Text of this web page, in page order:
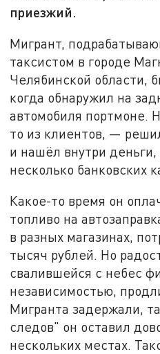
приезжий.
Мигрант,
таксистом в городе
Челябинской области,
когда обнаружил на
автомобиля портмоне.
то из клиентов, —
и нашёл внутри
несколько банковских
Какое-то время он
топливо на
в разных магазинах,
тысяч рублей. Но
свалившейся с небес
независимостью,
Мигранта задержали,
следов" он оставил
нескольких местах.